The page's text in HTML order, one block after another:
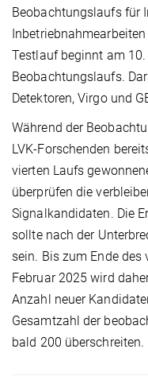
Beobachtungslaufs für
Testlauf beginnt am
Beobachtungslaufs.
Detektoren, Virgo und
Während der
LVK-Forschenden
vierten Laufs
überprüfen die
Signalkandidaten. Die
sollte nach der
sein. Bis zum Ende
Februar 2025 wird
Anzahl neuer
Gesamtzahl der
bald 200 überschreiten.